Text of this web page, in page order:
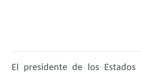
El presidente de los Estados